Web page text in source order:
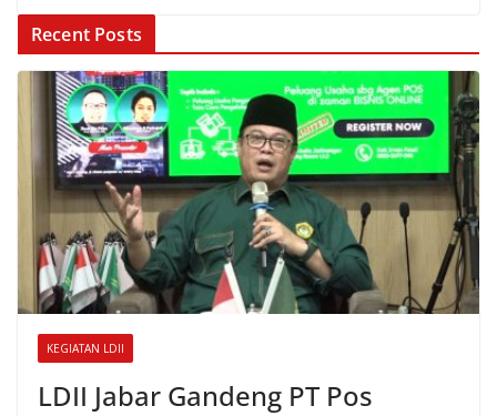
Recent Posts
KEGIATAN LDII
LDII Jabar Gandeng PT Pos